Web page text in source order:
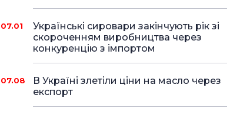
07.01
Українські сировари закінчують рік зі
скороченням виробництва через
конкуренцію з імпортом
07.08
В Україні злетіли ціни на масло через
експорт